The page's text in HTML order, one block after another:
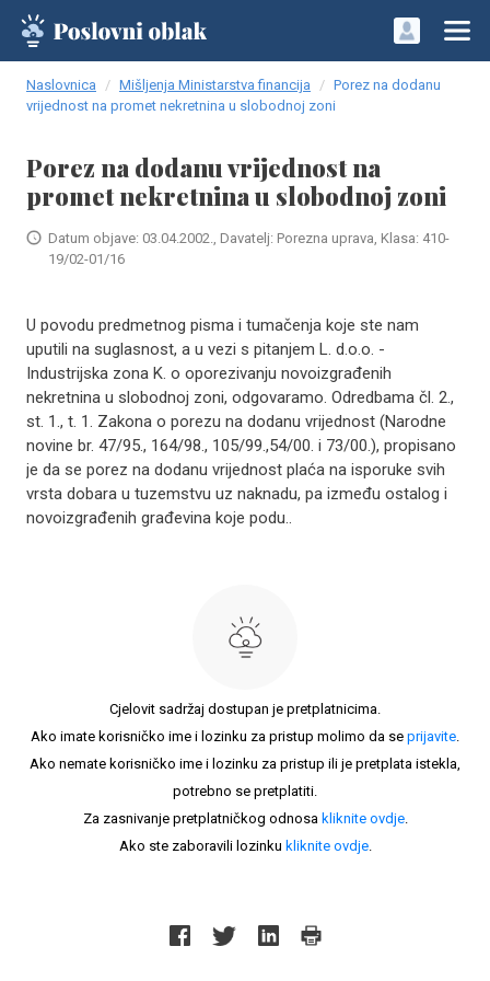
Naslovnica Mišljenja Ministarstva financija
Porez na dodanu
vrijednost na promet nekretnina u slobodnoj zoni
Porez na dodanu vrijednost na
promet nekretnina u slobodnoj zoni
Datum objave: 03.04.2002., Davatelj: Porezna uprava, Klasa: 410-
19/02-01/16
U povodu predmetnog pisma i tumačenja koje ste nam
uputili na suglasnost, a u vezi s pitanjem L. d.o.o. -
Industrijska zona K. o oporezivanju novoizgrađenih
nekretnina u slobodnoj zoni, odgovaramo. Odredbama čl. 2.,
st. 1., t. 1. Zakona o porezu na dodanu vrijednost (Narodne
novine br. 47/95., 164/98., 105/99.,54/00. i 73/00.), propisano
je da se porez na dodanu vrijednost plaća na isporuke svih
vrsta dobara u tuzemstvu uz naknadu, pa između ostalog i
novoizgrađenih građevina koje podu..
Cjelovit sadržaj dostupan je pretplatnicima.
Ako imate korisničko ime i lozinku za pristup molimo da se prijavite.
Ako nemate korisničko ime i lozinku za pristup ili je pretplata istekla,
potrebno se pretplatiti.
Za zasnivanje pretplatničkog odnosa kliknite ovdje.
Ako ste zaboravili lozinku kliknite ovdje.